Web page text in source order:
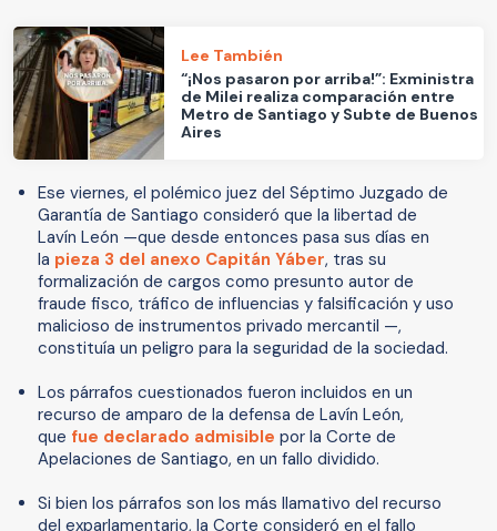
Lee También
“¡Nos pasaron por arriba!”: Exministra
de Milei realiza comparación entre
Metro de Santiago y Subte de Buenos
Aires
Ese viernes, el polémico juez del Séptimo Juzgado de
Garantía de Santiago consideró que la libertad de
Lavín León —que desde entonces pasa sus días en
la pieza 3 del anexo Capitán Yáber, tras su
formalización de cargos como presunto autor de
fraude fisco, tráfico de influencias y falsificación y uso
malicioso de instrumentos privado mercantil —,
constituía un peligro para la seguridad de la sociedad.
Los párrafos cuestionados fueron incluidos en un
recurso de amparo de la defensa de Lavín León,
que fue declarado admisible por la Corte de
Apelaciones de Santiago, en un fallo dividido.
Si bien los párrafos son los más llamativo del recurso
del exparlamentario, la Corte consideró en el fallo